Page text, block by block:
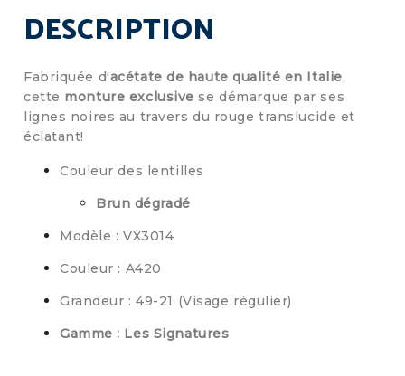
DESCRIPTION
Fabriquée d'acétate de haute qualité en Italie,
cette monture exclusive se démarque par ses
lignes noires au travers du rouge translucide et
éclatant!
Couleur des lentilles
Brun dégradé
Modèle : VX3014
Couleur : A420
Grandeur : 49-21 (Visage régulier)
Gamme : Les Signatures